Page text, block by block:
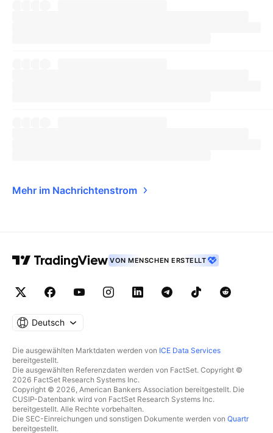
Mehr im Nachrichtenstrom
VON MENSCHEN ERSTELLT
Deutsch
Die ausgewählten Marktdaten werden von ICE Data Services
bereitgestellt.
Die ausgewählten Referenzdaten werden von FactSet. Copyright ©
2026 FactSet Research Systems Inc.
Copyright © 2026, American Bankers Association bereitgestellt. Die
CUSIP-Datenbank wird von FactSet Research Systems Inc.
bereitgestellt. Alle Rechte vorbehalten.
Die SEC-Einreichungen und sonstigen Dokumente werden von Quartr
bereitgestellt.